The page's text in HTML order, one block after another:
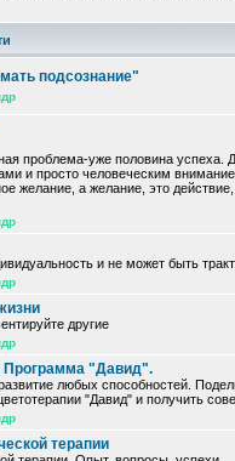
подсознание"
проблема-уже половина успеха.
и просто человеческим
желание, а желание, это
и не может быть
другие
Программа "Давид".
любых способностей.
"Давид" и получить
терапии